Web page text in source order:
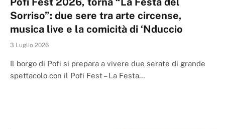
Sorriso”: due sere tra arte circense,
musica live e la comicità di ‘Nduccio
3 Luglio 2026
Il borgo di Pofi si prepara a vivere due serate di grande
spettacolo con il Pofi Fest – La Festa…